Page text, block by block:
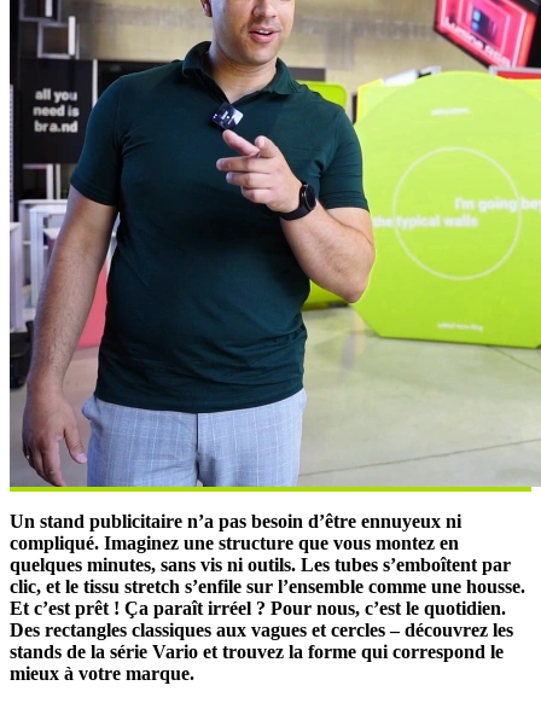
Un stand publicitaire n’a pas besoin d’être ennuyeux ni
compliqué. Imaginez une structure que vous montez en
quelques minutes, sans vis ni outils. Les tubes s’emboîtent par
clic, et le tissu stretch s’enfile sur l’ensemble comme une housse.
Et c’est prêt ! Ça paraît irréel ? Pour nous, c’est le quotidien.
Des rectangles classiques aux vagues et cercles – découvrez les
stands de la série Vario et trouvez la forme qui correspond le
mieux à votre marque.